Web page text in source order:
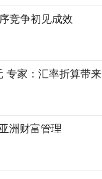
竞争初见成效
专家：汇率折算带来
洲财富管理